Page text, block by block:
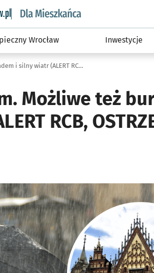
wroclaw.pl podserwis: Dla
Wrocław Inwestycje
Ulewa nad Wrocławiem. Możliwe też burze z gradem i silny wiatr (ALERT RCB, OSTRZEŻENIE IMGW)
Możliwe też
RCB,